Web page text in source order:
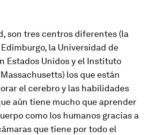
son tres centros diferentes (la
la Universidad de
Estados Unidos y el Instituto
los que están
el cerebro y las habilidades
aún tiene mucho que aprender
como los humanos gracias a
que tiene por todo el